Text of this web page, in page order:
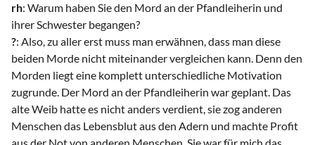
rh: Warum haben Sie den Mord an der Pfandleiherin und
ihrer Schwester begangen?
?: Also, zu aller erst muss man erwähnen, dass man diese
beiden Morde nicht miteinander vergleichen kann. Denn den
Morden liegt eine komplett unterschiedliche Motivation
zugrunde. Der Mord an der Pfandleiherin war geplant. Das
alte Weib hatte es nicht anders verdient, sie zog anderen
Menschen das Lebensblut aus den Adern und machte Profit